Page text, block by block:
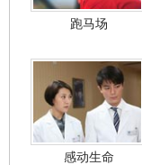
跑马场
感动生命